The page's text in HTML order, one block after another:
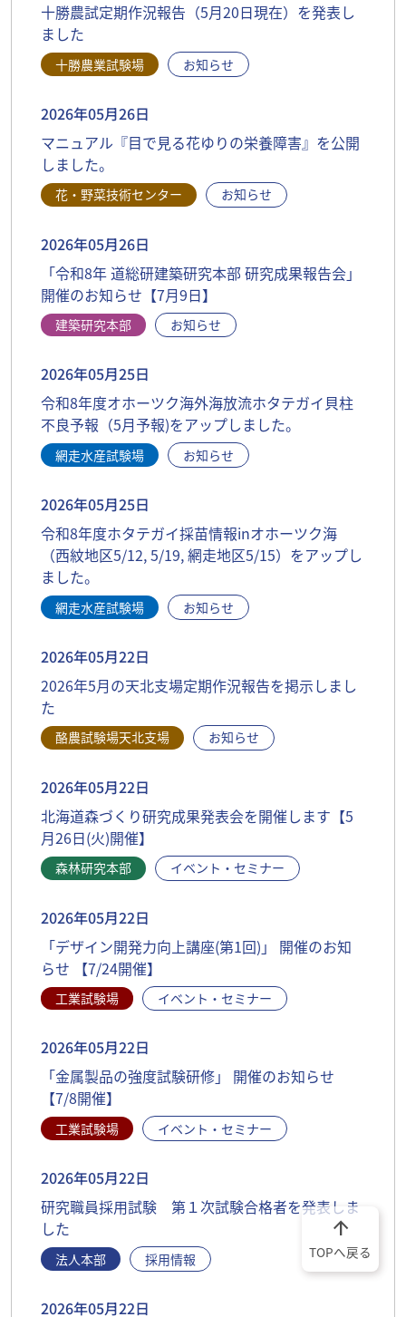
十勝農試定期作況報告（5月20日現在）を発表し
ました
十勝農業試験場 お知らせ
2026年05月26日
マニュアル『目で見る花ゆりの栄養障害』を公開
しました。
花・野菜技術センター お知らせ
2026年05月26日
「令和8年 道総研建築研究本部 研究成果報告会」
開催のお知らせ【7月9日】
建築研究本部 お知らせ
2026年05月25日
令和8年度オホーツク海外海放流ホタテガイ貝柱
不良予報（5月予報)をアップしました。
網走水産試験場 お知らせ
2026年05月25日
令和8年度ホタテガイ採苗情報inオホーツク海
（西紋地区5/12, 5/19, 網走地区5/15）をアップし
ました。
網走水産試験場 お知らせ
2026年05月22日
2026年5月の天北支場定期作況報告を掲示しまし
た
酪農試験場天北支場 お知らせ
2026年05月22日
北海道森づくり研究成果発表会を開催します【5
月26日(火)開催】
森林研究本部 イベント・セミナー
2026年05月22日
「デザイン開発力向上講座(第1回)」 開催のお知
らせ 【7/24開催】
工業試験場 イベント・セミナー
2026年05月22日
「金属製品の強度試験研修」 開催のお知らせ
【7/8開催】
工業試験場 イベント・セミナー
2026年05月22日
研究職員採用試験 第１次試験合格者を発表しま
した
法人本部 採用情報
2026年05月22日
arrow_upward
TOPへ戻る